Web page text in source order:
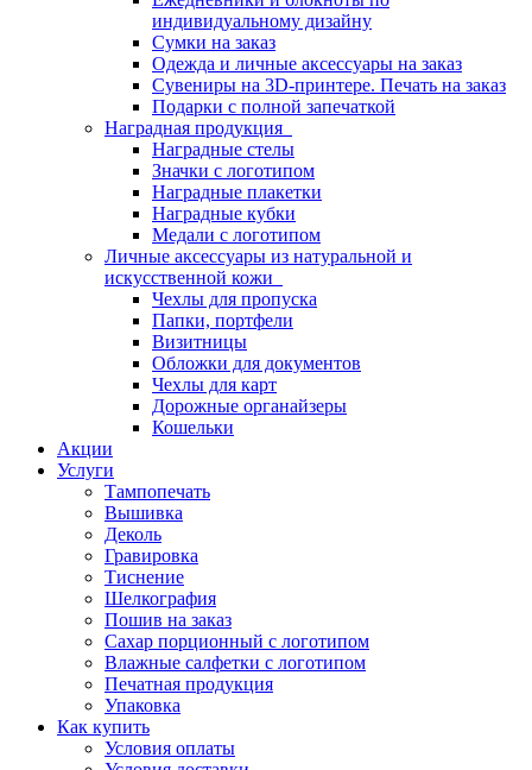
индивидуальному дизайну
Сумки на заказ
Одежда и личные аксессуары на заказ
Сувениры на 3D-принтере. Печать на заказ
Подарки с полной запечаткой
Наградная продукция
Наградные стелы
Значки с логотипом
Наградные плакетки
Наградные кубки
Медали с логотипом
Личные аксессуары из натуральной и
искусственной кожи
Чехлы для пропуска
Папки, портфели
Визитницы
Обложки для документов
Чехлы для карт
Дорожные органайзеры
Кошельки
Акции
Услуги
Тампопечать
Вышивка
Деколь
Гравировка
Тиснение
Шелкография
Пошив на заказ
Сахар порционный с логотипом
Влажные салфетки с логотипом
Печатная продукция
Упаковка
Как купить
Условия оплаты